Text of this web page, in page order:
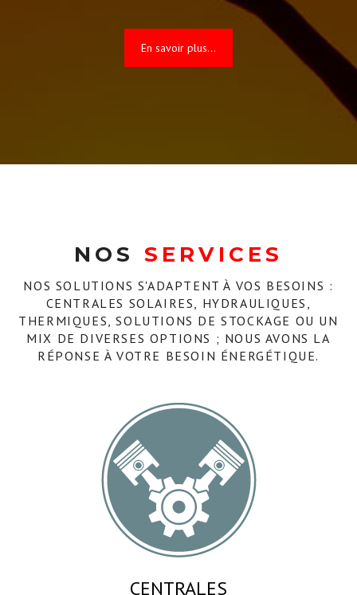
En savoir plus...
NOS SERVICES
NOS SOLUTIONS S'ADAPTENT À VOS BESOINS :
CENTRALES SOLAIRES, HYDRAULIQUES,
THERMIQUES, SOLUTIONS DE STOCKAGE OU UN
MIX DE DIVERSES OPTIONS ; NOUS AVONS LA
RÉPONSE À VOTRE BESOIN ÉNERGÉTIQUE.
CENTRALES